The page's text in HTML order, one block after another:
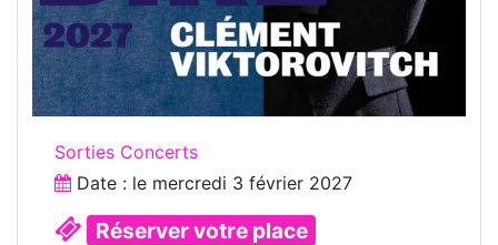
Sorties Concerts
Date : le mercredi 3 février 2027
Réserver votre place